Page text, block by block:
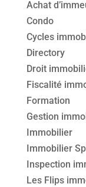
Achat
Condo
Cycles
Directory
Droit
Fiscalité
Formation
Gestion
Immobilier
Immobilier
Inspection
Les Flips